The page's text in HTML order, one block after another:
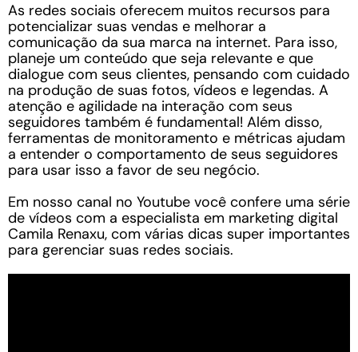
As redes sociais oferecem muitos recursos para
potencializar suas vendas e melhorar a
comunicação da sua marca na internet. Para isso,
planeje um conteúdo que seja relevante e que
dialogue com seus clientes, pensando com cuidado
na produção de suas fotos, vídeos e legendas. A
atenção e agilidade na interação com seus
seguidores também é fundamental! Além disso,
ferramentas de monitoramento e métricas ajudam
a entender o comportamento de seus seguidores
para usar isso a favor de seu negócio.
Em nosso canal no Youtube você confere uma série
de vídeos com a especialista em marketing digital
Camila Renaxu, com várias dicas super importantes
para gerenciar suas redes sociais.